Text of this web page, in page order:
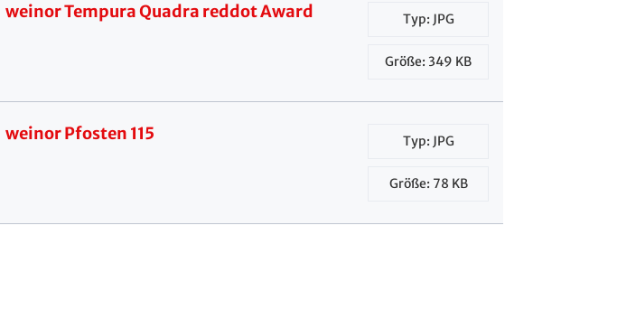
weinor Tempura Quadra reddot Award Typ: JPG
Größe: 349 KB
weinor Pfosten 115 Typ: JPG
Größe: 78 KB